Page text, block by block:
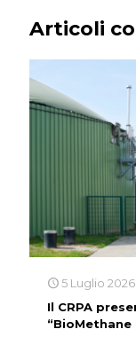
Articoli
5 Luglio 2026
Il CRPA
“BioMethane